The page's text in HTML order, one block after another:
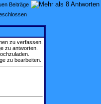
Beiträge
zu verfassen.
zu antworten.
zu bearbeiten.